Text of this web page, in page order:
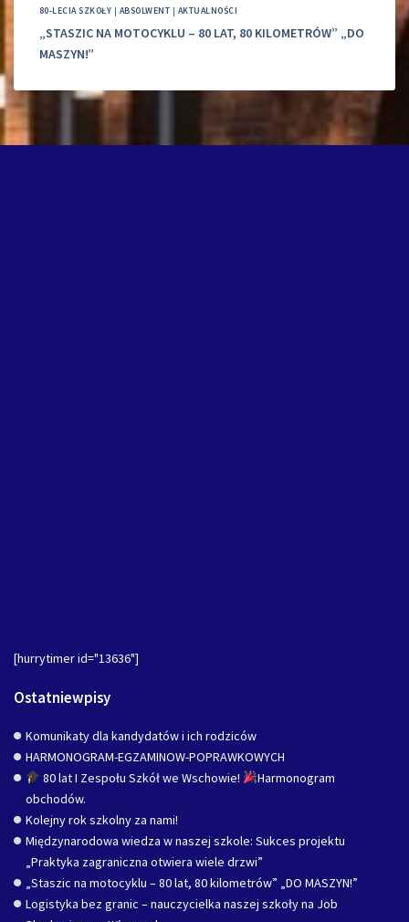
80-LECIA SZKOŁY | ABSOLWENT | AKTUALNOŚCI
„STASZIC NA MOTOCYKLU – 80 LAT, 80 KILOMETRÓW” „DO
MASZYN!”
[hurrytimer id="13636"]
Ostatniewpisy
Komunikaty dla kandydatów i ich rodziców
HARMONOGRAM-EGZAMINOW-POPRAWKOWYCH
80 lat I Zespołu Szkół we Wschowie!
Harmonogram
obchodów.
Kolejny rok szkolny za nami!
Międzynarodowa wiedza w naszej szkole: Sukces projektu
„Praktyka zagraniczna otwiera wiele drzwi”
„Staszic na motocyklu – 80 lat, 80 kilometrów” „DO MASZYN!”
Logistyka bez granic – nauczycielka naszej szkoły na Job